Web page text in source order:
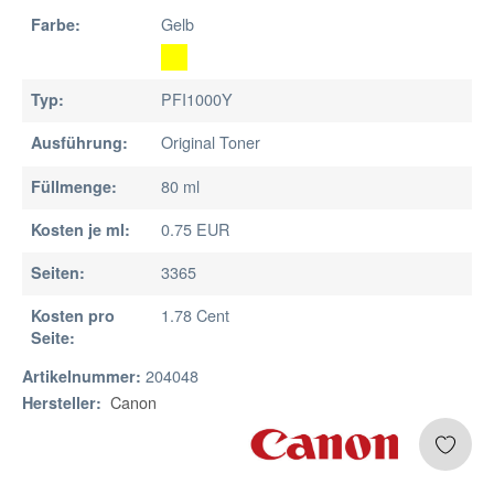
Farbe: Gelb
Typ: PFI1000Y
Ausführung: Original Toner
Füllmenge: 80 ml
Kosten je ml: 0.75 EUR
Seiten: 3365
Kosten pro
Seite:
1.78 Cent
Artikelnummer: 204048
Hersteller: Canon